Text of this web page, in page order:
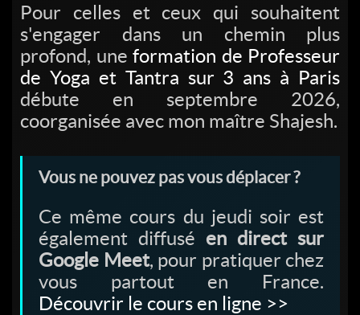
Pour celles et ceux qui souhaitent
s'engager dans un chemin plus
profond, une formation de Professeur
de Yoga et Tantra sur 3 ans à Paris
débute en septembre 2026,
coorganisée avec mon maître Shajesh.
Vous ne pouvez pas vous déplacer ?
Ce même cours du jeudi soir est
également diffusé en direct sur
Google Meet, pour pratiquer chez
vous partout en France.
Découvrir le cours en ligne >>